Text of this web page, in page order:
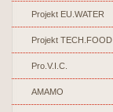
Projekt EU.WATER
Projekt TECH.FOOD
Pro.V.I.C.
AMAMO